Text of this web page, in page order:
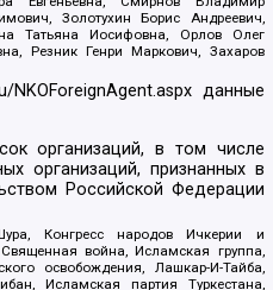
Золотухин Борис Андреевич,
Татьяна Иосифовна, Орлов Олег
Резник Генри Маркович, Захаров
NKOForeignAgent.aspxданные
организаций, в том числе
организаций, признанных в
Российской Федерации
Конгресс народов Ичкерии и
война, Исламская группа,
освобождения, Лашкар-И-Тайба,
Исламская партия Туркестана,